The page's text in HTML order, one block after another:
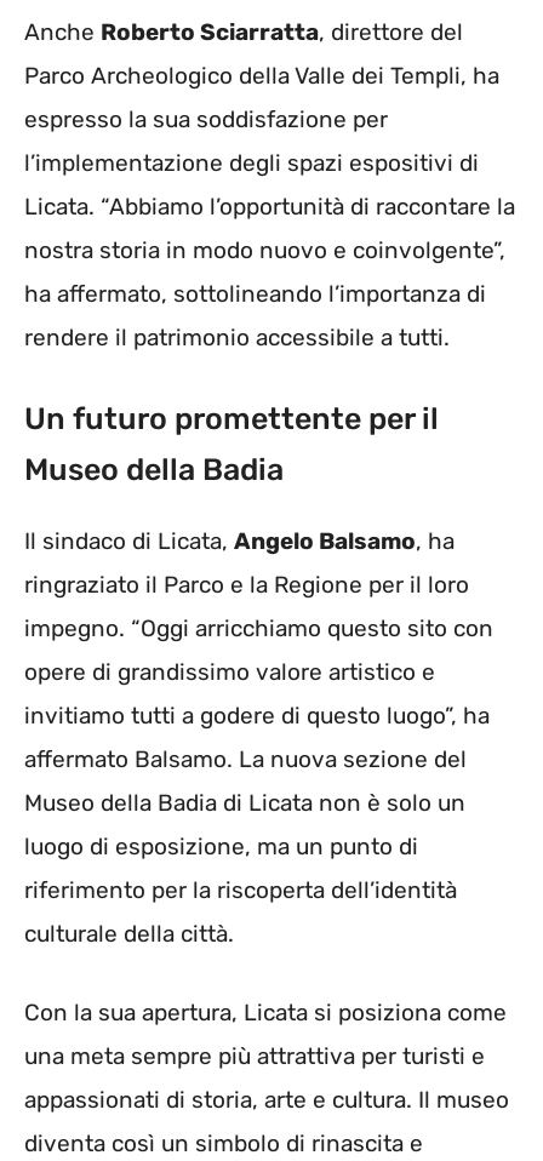
Anche Roberto Sciarratta, direttore del
Parco Archeologico della Valle dei Templi, ha
espresso la sua soddisfazione per
l’implementazione degli spazi espositivi di
Licata. “Abbiamo l’opportunità di raccontare la
nostra storia in modo nuovo e coinvolgente”,
ha affermato, sottolineando l’importanza di
rendere il patrimonio accessibile a tutti.
Un futuro promettente per il
Museo della Badia
Il sindaco di Licata, Angelo Balsamo, ha
ringraziato il Parco e la Regione per il loro
impegno. “Oggi arricchiamo questo sito con
opere di grandissimo valore artistico e
invitiamo tutti a godere di questo luogo”, ha
affermato Balsamo. La nuova sezione del
Museo della Badia di Licata non è solo un
luogo di esposizione, ma un punto di
riferimento per la riscoperta dell’identità
culturale della città.
Con la sua apertura, Licata si posiziona come
una meta sempre più attrattiva per turisti e
appassionati di storia, arte e cultura. Il museo
diventa così un simbolo di rinascita e